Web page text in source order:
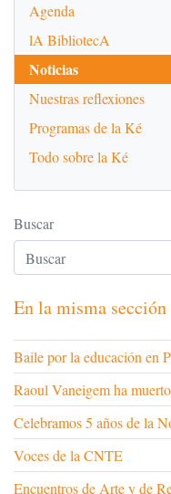
Agenda
lA BibliotecA
Noticias
Nuestras reflexiones
Programas de la Ké
Todo sobre la Ké
Buscar
En la misma sección
Baile por la educación en
Raoul Vaneigem ha
Celebramos 5 años de la
Voces de la CNTE
Encuentros de Arte y de